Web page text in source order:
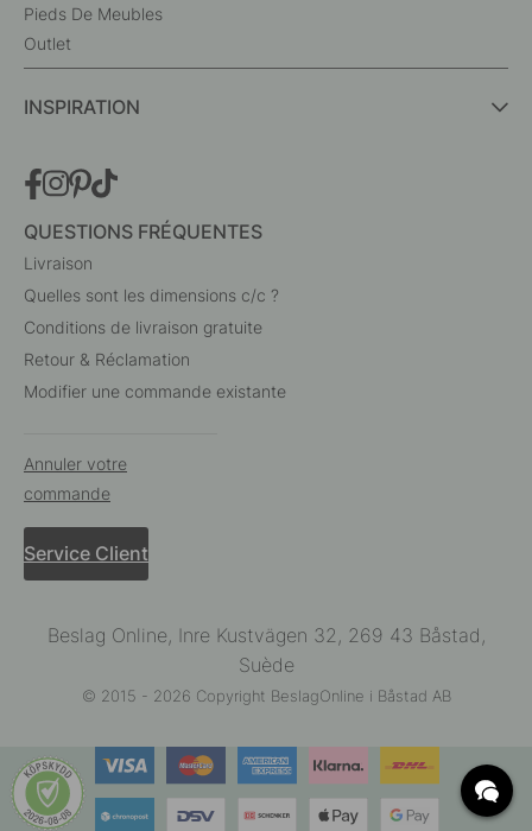
Pieds De Meubles
Outlet
INSPIRATION
QUESTIONS FRÉQUENTES
Livraison
Quelles sont les dimensions c/c ?
Conditions de livraison gratuite
Retour & Réclamation
Modifier une commande existante
Annuler votre
commande
Service Client
Beslag Online, Inre Kustvägen 32, 269 43 Båstad,
Suède
© 2015 - 2026 Copyright BeslagOnline i Båstad AB